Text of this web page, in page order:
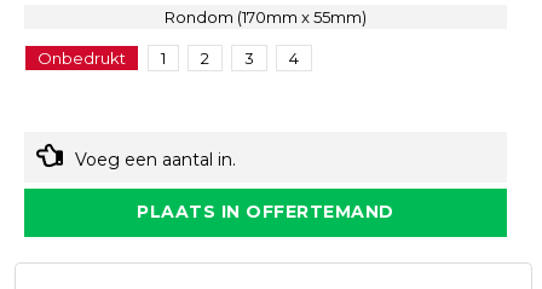
Rondom (170mm x 55mm)
Onbedrukt 1 2 3 4
Voeg een aantal in.
PLAATS IN OFFERTEMAND